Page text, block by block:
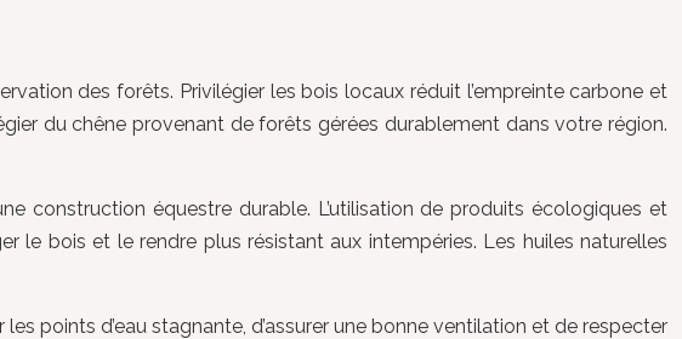
des forêts. Privilégier les bois locaux réduit l’empreinte carbone et
du chêne provenant de forêts gérées durablement dans votre région.
construction équestre durable. L’utilisation de produits écologiques et
le bois et le rendre plus résistant aux intempéries. Les huiles naturelles
points d’eau stagnante, d’assurer une bonne ventilation et de respecter